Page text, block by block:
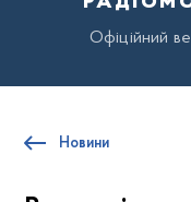
Офіційний
Новини